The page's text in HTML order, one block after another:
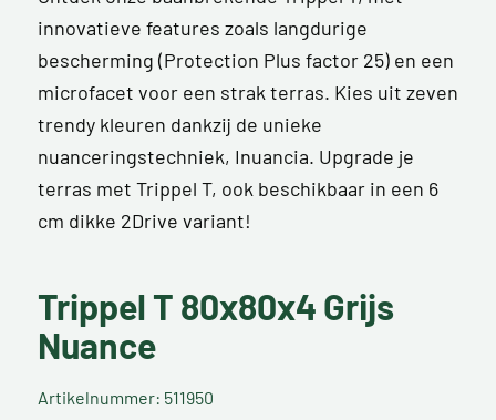
innovatieve features zoals langdurige
bescherming (Protection Plus factor 25) en een
microfacet voor een strak terras. Kies uit zeven
trendy kleuren dankzij de unieke
nuanceringstechniek, Inuancia. Upgrade je
terras met Trippel T, ook beschikbaar in een 6
cm dikke 2Drive variant!
Trippel T 80x80x4 Grijs
Nuance
Artikelnummer: 511950